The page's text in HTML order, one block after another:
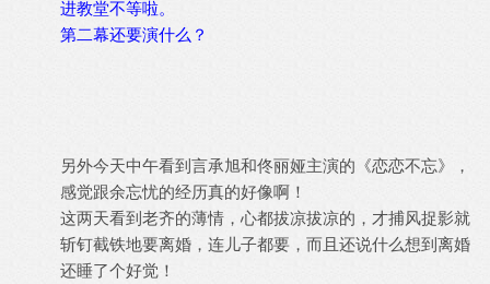
进教堂不等啦。
第二幕还要演什么？
另外今天中午看到言承旭和佟丽娅主演的《恋恋不忘》，
感觉跟余忘忧的经历真的好像啊！
这两天看到老齐的薄情，心都拔凉拔凉的，才捕风捉影就
斩钉截铁地要离婚，连儿子都要，而且还说什么想到离婚
还睡了个好觉！